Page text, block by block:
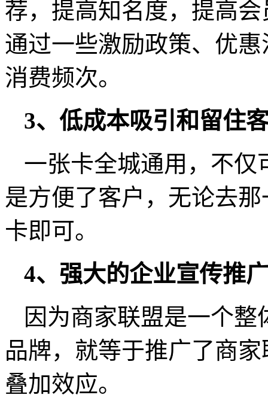
荐，提高知名度，提高
通过一些激励政策、优
消费频次。
3、低成本吸引和留住
一张卡全城通用，不仅
是方便了客户，无论去
卡即可。
4、强大的企业宣传推
因为商家联盟是一个
品牌，就等于推广了商
叠加效应。